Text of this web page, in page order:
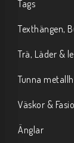
Tags
Texthängen,
Trä, Läder &
Tunna
Väskor &
Änglar